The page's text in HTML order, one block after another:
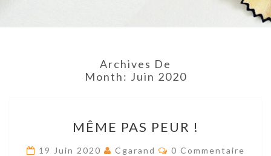
Archives De
Month: Juin 2020
PAS
PEUR
MÊME PAS PEUR !
19 Juin 2020 Cgarand Res
0 Commentaire